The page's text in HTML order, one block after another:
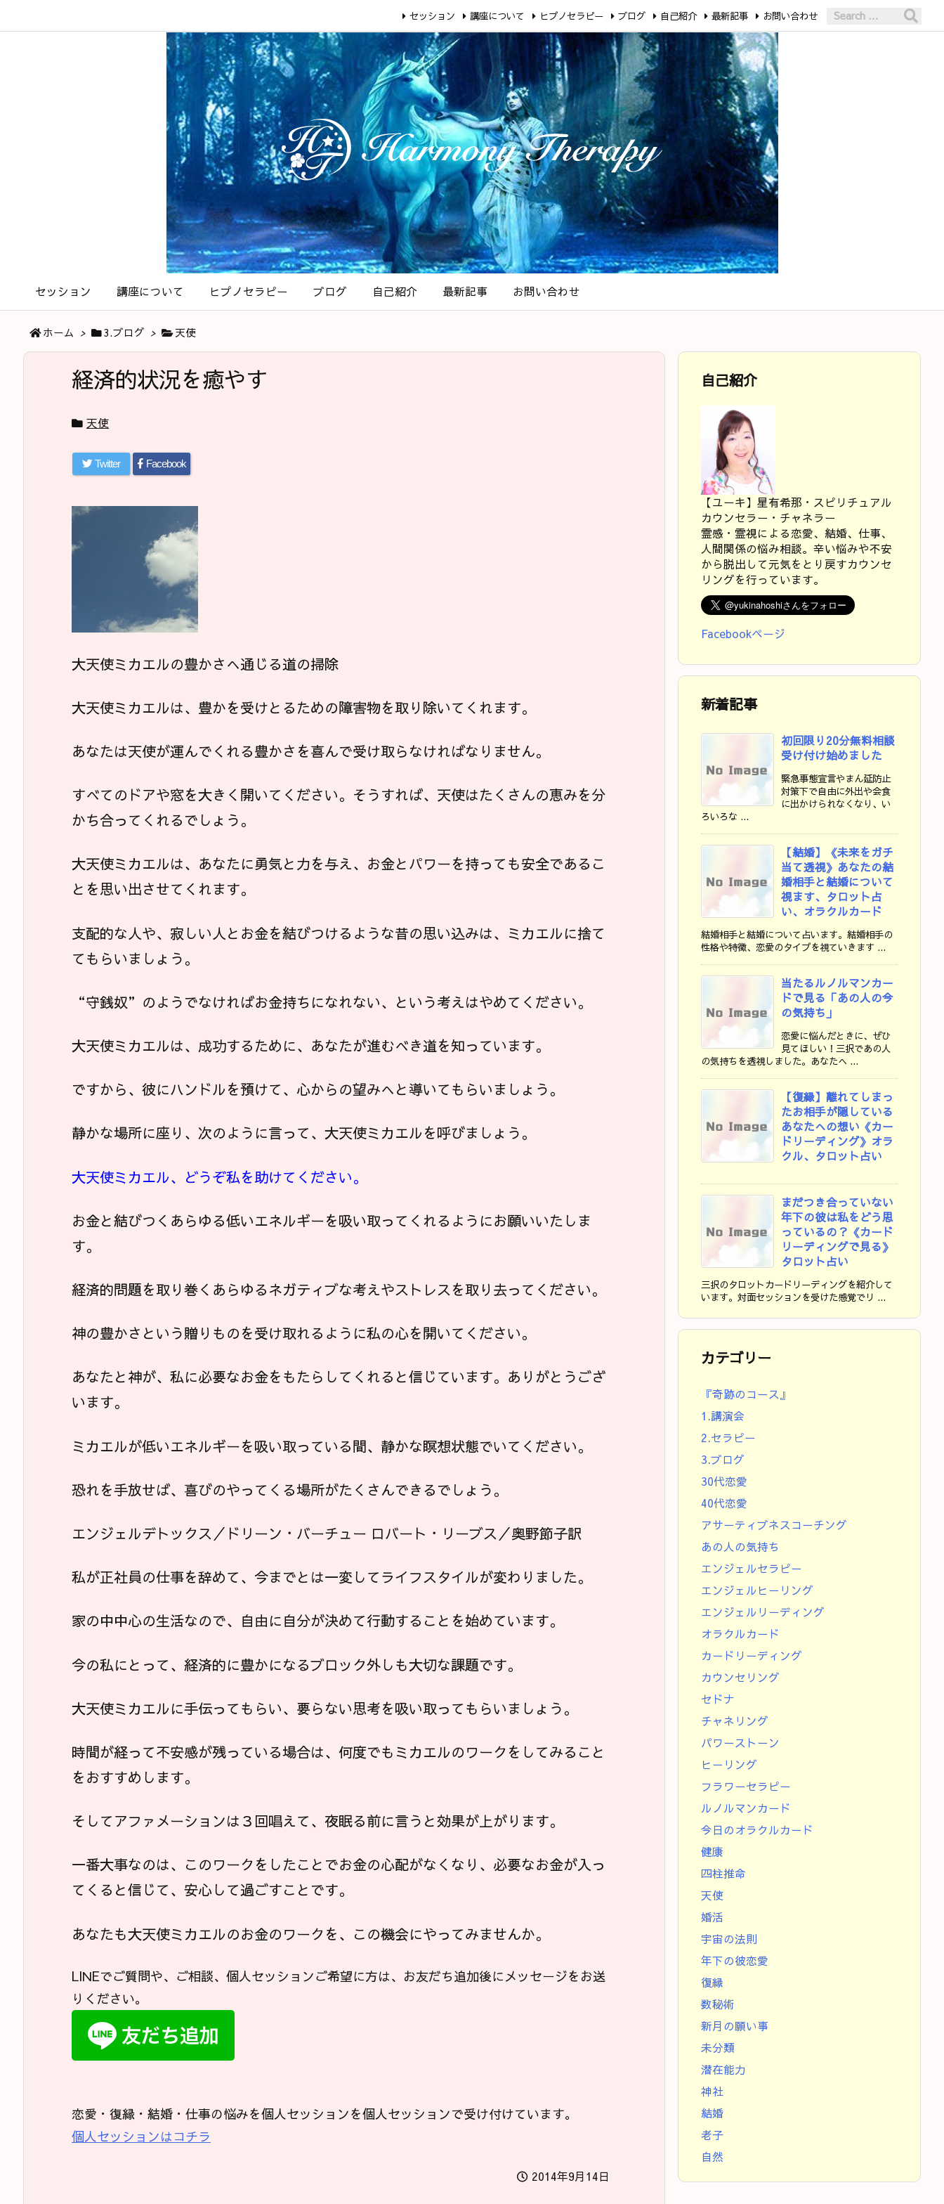
セッション 講座について ヒプノセラピー ブログ 自己紹介 最新記事 お問い合わせ
セッション 講座について ヒプノセラピー ブログ 自己紹介 最新記事 お問い合わせ
ホーム > 3.ブログ > 天使
経済的状況を癒やす
天使
Twitter Facebook
大天使ミカエルの豊かさへ通じる道の掃除
大天使ミカエルは、豊かを受けとるための障害物を取り除いてくれます。
あなたは天使が運んでくれる豊かさを喜んで受け取らなければなりません。
すべてのドアや窓を大きく開いてください。そうすれば、天使はたくさんの恵みを分
かち合ってくれるでしょう。
大天使ミカエルは、あなたに勇気と力を与え、お金とパワーを持っても安全であるこ
とを思い出させてくれます。
支配的な人や、寂しい人とお金を結びつけるような昔の思い込みは、ミカエルに捨て
てもらいましょう。
“守銭奴”のようでなければお金持ちになれない、という考えはやめてください。
大天使ミカエルは、成功するために、あなたが進むべき道を知っています。
ですから、彼にハンドルを預けて、心からの望みへと導いてもらいましょう。
静かな場所に座り、次のように言って、大天使ミカエルを呼びましょう。
大天使ミカエル、どうぞ私を助けてください。
お金と結びつくあらゆる低いエネルギーを吸い取ってくれるようにお願いいたしま
す。
経済的問題を取り巻くあらゆるネガティブな考えやストレスを取り去ってください。
神の豊かさという贈りものを受け取れるように私の心を開いてください。
あなたと神が、私に必要なお金をもたらしてくれると信じています。ありがとうござ
います。
ミカエルが低いエネルギーを吸い取っている間、静かな瞑想状態でいてください。
恐れを手放せば、喜びのやってくる場所がたくさんできるでしょう。
エンジェルデトックス／ドリーン・バーチュー ロバート・リーブス／奥野節子訳
私が正社員の仕事を辞めて、今までとは一変してライフスタイルが変わりました。
家の中中心の生活なので、自由に自分が決めて行動することを始めています。
今の私にとって、経済的に豊かになるブロック外しも大切な課題です。
大天使ミカエルに手伝ってもらい、要らない思考を吸い取ってもらいましょう。
時間が経って不安感が残っている場合は、何度でもミカエルのワークをしてみること
をおすすめします。
そしてアファメーションは３回唱えて、夜眠る前に言うと効果が上がります。
一番大事なのは、このワークをしたことでお金の心配がなくなり、必要なお金が入っ
てくると信じて、安心して過ごすことです。
あなたも大天使ミカエルのお金のワークを、この機会にやってみませんか。
LINEでご質問や、ご相談、個人セッションご希望に方は、お友だち追加後にメッセージをお送
りください。
恋愛・復縁・結婚・仕事の悩みを個人セッションを個人セッションで受け付けています。
個人セッションはコチラ
2014年9月14日
自己紹介
【ユーキ】星有希那・スピリチュアル
カウンセラー・チャネラー
霊感・霊視による恋愛、結婚、仕事、
人間関係の悩み相談。辛い悩みや不安
から脱出して元気をとり戻すカウンセ
リングを行っています。
Facebookページ
新着記事
初回限り20分無料相談
受け付け始めました
緊急事態宣言やまん延防止
対策下で自由に外出や会食
に出かけられなくなり、い
ろいろな ...
【結婚】《未来をガチ
当て透視》あなたの結
婚相手と結婚について
視ます、タロット占
い、オラクルカード
結婚相手と結婚について占います。結婚相手の
性格や特徴、恋愛のタイプを視ていきます ...
当たるルノルマンカー
ドで見る「あの人の今
の気持ち」
恋愛に悩んだときに、ぜひ
見てほしい！三択であの人
の気持ちを透視しました。あなたへ ...
【復縁】離れてしまっ
たお相手が隠している
あなたへの想い《カー
ドリーディング》オラ
クル、タロット占い
まだつき合っていない
年下の彼は私をどう思
っているの？《カード
リーディングで見る》
タロット占い
三択のタロットカードリーディングを紹介して
います。対面セッションを受けた感覚でリ ...
カテゴリー
『奇跡のコース』
1.講演会
2.セラピー
3.ブログ
30代恋愛
40代恋愛
アサーティブネスコーチング
あの人の気持ち
エンジェルセラピー
エンジェルヒーリング
エンジェルリーディング
オラクルカード
カードリーディング
カウンセリング
セドナ
チャネリング
パワーストーン
ヒーリング
フラワーセラピー
ルノルマンカード
今日のオラクルカード
健康
四柱推命
天使
婚活
宇宙の法則
年下の彼恋愛
復縁
数秘術
新月の願い事
未分類
潜在能力
神社
結婚
老子
自然